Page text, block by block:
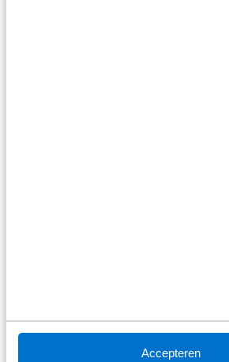
Accepteren
relevantie